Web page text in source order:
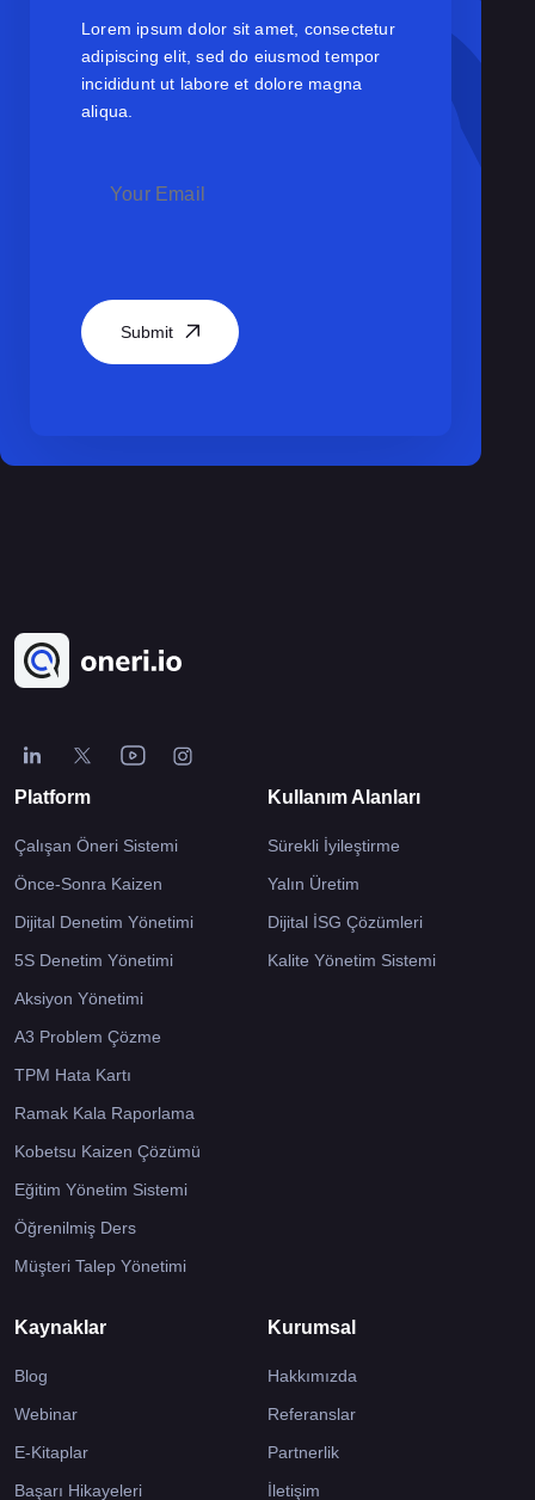
Lorem ipsum dolor sit amet, consectetur
adipiscing elit, sed do eiusmod tempor
incididunt ut labore et dolore magna
aliqua.
Submit
Platform
Çalışan Öneri Sistemi
Önce-Sonra Kaizen
Dijital Denetim Yönetimi
5S Denetim Yönetimi
Aksiyon Yönetimi
A3 Problem Çözme
TPM Hata Kartı
Ramak Kala Raporlama
Kobetsu Kaizen Çözümü
Eğitim Yönetim Sistemi
Öğrenilmiş Ders
Müşteri Talep Yönetimi
Kullanım Alanları
Sürekli İyileştirme
Yalın Üretim
Dijital İSG Çözümleri
Kalite Yönetim Sistemi
Kaynaklar
Blog
Webinar
E-Kitaplar
Başarı Hikayeleri
Kurumsal
Hakkımızda
Referanslar
Partnerlik
İletişim